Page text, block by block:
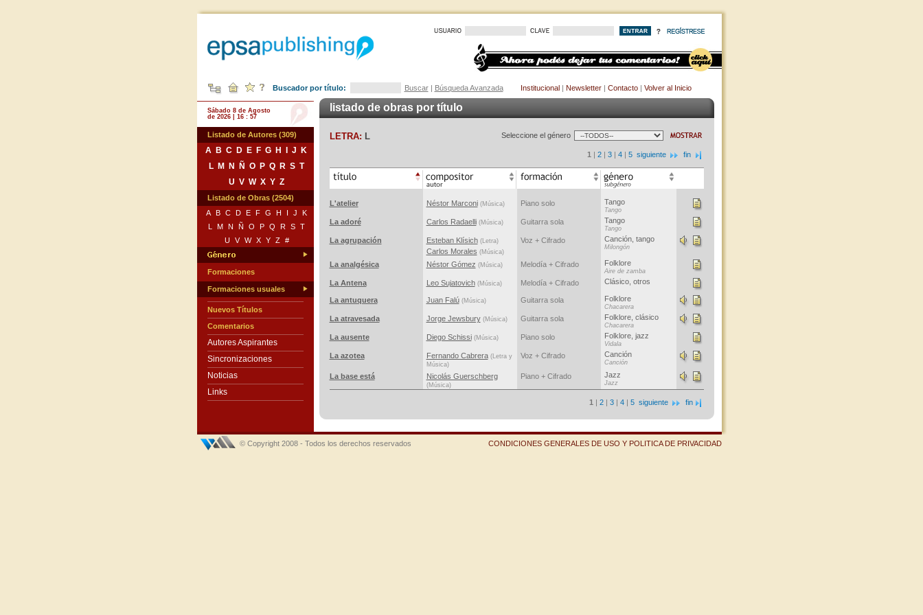
Buscador por título: Buscar| Búsqueda Avanzada Institucional| Newsletter| Contacto| Volver al Inicio
Sábado 8 de Agosto
de 2026 | 16 : 57
Listado de Autores (309)
A B C D E F G H J
K
L
M N Ñ O P Q R S T
U V W X Y Z
Listado de Obras (2504)
A
B C D E F G H I J
K
L
M N Ñ O P Q R S T
U
V W X Y Z #
Formaciones
Formaciones usuales
Nuevos Títulos
Comentarios
Autores Aspirantes
Sincronizaciones
Noticias
Links
listado de obras por título
LETRA: L Seleccione el género
1 | 2| 3| 4| 5 siguiente fin
L'atelier Néstor Marconi(Música) Piano solo Tango
Tango
La adoré Carlos Radaelli(Música) Guitarra sola Tango
Tango
La agrupación Esteban Klísich(Letra)
Carlos Morales (Música)
Voz + Cifrado Canción, tango
Milongón
La analgésica Néstor Gómez (Música) Melodía + Cifrado Folklore
Aire de zamba
La Antena Leo Sujatovich(Música) Melodía + Cifrado Clásico, otros
La antuquera Juan Falú(Música) Guitarra sola Folklore
Chacarera
La atravesada Jorge Jewsbury(Música) Guitarra sola Folklore, clásico
Chacarera
La ausente Diego Schissi(Música) Piano solo Folklore, jazz
Vidala
La azotea Fernando Cabrera(Letra y
Música)
Voz + Cifrado Canción
Canción
La base está Nicolás Guerschberg
(Música)
Piano + Cifrado Jazz
Jazz
1 | 2| 3| 4| 5 siguiente fin
© Copyright 2008 - Todos los derechos reservados CONDICIONES GENERALES DE USO Y POLITICA DE PRIVACIDAD